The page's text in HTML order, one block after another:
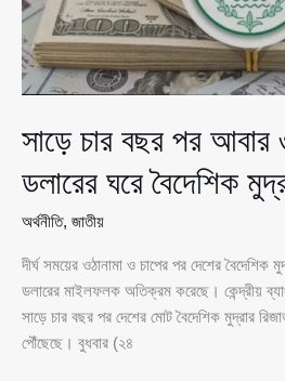
সাড়ে চার বছর পর আবার
ডলারের ঘরে বৈদেশিক
অর্থনীতি, জাতীয়
দীর্ঘ সময়ের ওঠানামা ও চাপের পর দেশের বৈদেশিক
ডলারের মাইলফলক অতিক্রম করেছে। কেন্দ্রীয়
সাড়ে চার বছর পর দেশের মোট বৈদেশিক মুদ্রার
পৌঁছেছে। বুধবার (২৪